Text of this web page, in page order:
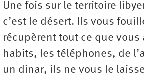
Une fois sur le territoire
c’est le désert. Ils vous
récupèrent tout ce que vous
habits, les téléphones, de
un dinar, ils ne vous le